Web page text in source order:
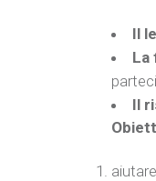
Il
La
Il